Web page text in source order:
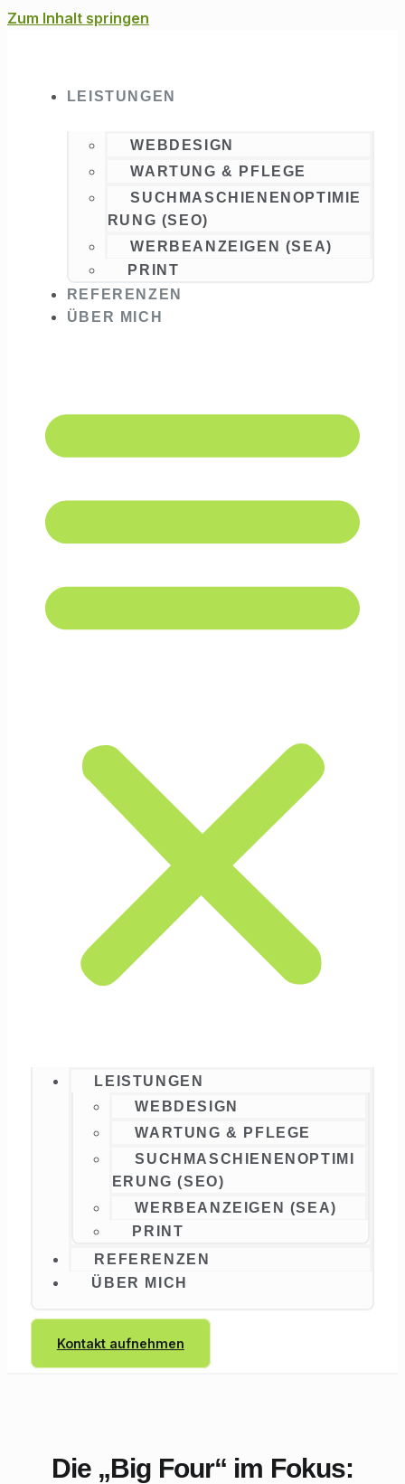
Zum Inhalt springen
LEISTUNGEN
WEBDESIGN
WARTUNG & PFLEGE
SUCHMASCHIENENOPTIMIE
RUNG (SEO)
WERBEANZEIGEN (SEA)
PRINT
REFERENZEN
ÜBER MICH
LEISTUNGEN
WEBDESIGN
WARTUNG & PFLEGE
SUCHMASCHIENENOPTIMI
ERUNG (SEO)
WERBEANZEIGEN (SEA)
PRINT
REFERENZEN
ÜBER MICH
Kontakt aufnehmen
Die „Big Four“ im Fokus: